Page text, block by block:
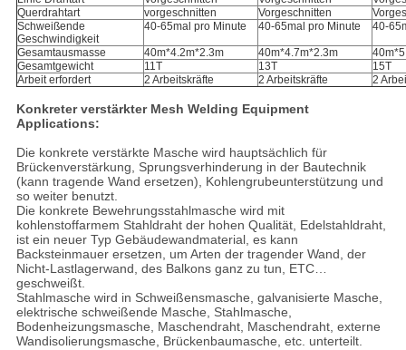
Querdrahtart
vorgeschnitten Vorgeschnitten
Schweißende
Geschwindigkeit
40-65mal pro Minute 40-65mal pro Minute 40-
Gesamtausmasse 40m*4.2m*2.3m 40m*4.7m*2.3m
Gesamtgewicht
11T 13T
15T
Arbeit erfordert
2 Arbeitskräfte 2 Arbeitskräfte 2
Konkreter verstärkter Mesh Welding Equipment
Applications:
Die konkrete verstärkte Masche wird hauptsächlich für
Brückenverstärkung, Sprungsverhinderung in der Bautechnik
(kann tragende Wand ersetzen), Kohlengrubeunterstützung und
so weiter benutzt.
Die konkrete Bewehrungsstahlmasche wird mit
kohlenstoffarmem Stahldraht der hohen Qualität, Edelstahldraht,
ist ein neuer Typ Gebäudewandmaterial, es kann
Backsteinmauer ersetzen, um Arten der tragender Wand, der
Nicht-Lastlagerwand, des Balkons ganz zu tun, ETC…
geschweißt.
Stahlmasche wird in Schweißensmasche, galvanisierte Masche,
elektrische schweißende Masche, Stahlmasche,
Bodenheizungsmasche, Maschendraht, Maschendraht, externe
Wandisolierungsmasche, Brückenbaumasche, etc. unterteilt.